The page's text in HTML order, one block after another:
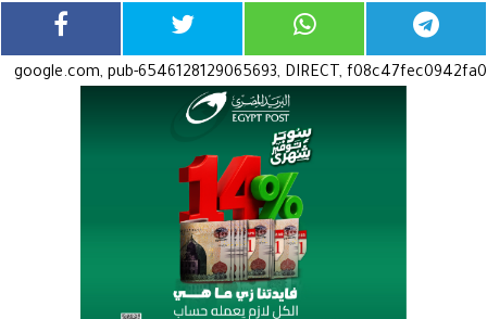
google.com, pub-6546128129065693, DIRECT, f08c47fec0942fa0